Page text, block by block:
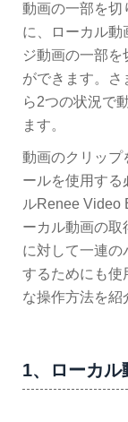
動画の一部を切
に、ローカル動
ジ動画の一部を
ができます。さ
ら2つの状況で
ます。
動画のクリップ
ールを使用する
ルRenee Video
ーカル動画の取
に対して一連の
するためにも使
な操作方法を紹
1、ローカル